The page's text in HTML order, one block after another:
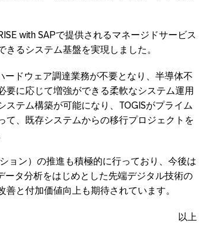
with SAPで提供されるマネージドサービス
るシステム基盤を実現しました。
ドウェア調達業務が不要となり、半導体不
要に応じて増強ができる柔軟なシステム運用
テム構築が可能になり、TOGISがプライム
て、既存システムからの移行プロジェクトを
ョン）の推進も積極的に行っており、今後は
ータ分析をはじめとした先端デジタル技術の
と付加価値向上も期待されています。
以上